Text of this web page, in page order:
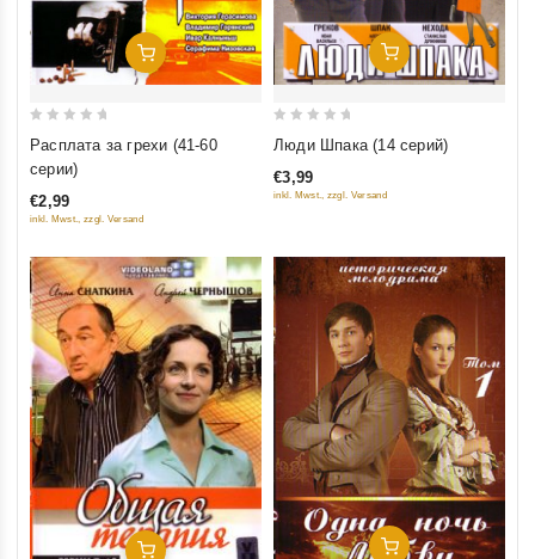
Добавить В Корзину
5
Расплата за грехи (41-60
серии)
€2,99
inkl. Mwst., zzgl. Versand
Добавить В Корзину
out
of
Люди Шпака (14 серий)
€3,99
inkl. Mwst., zzgl. Versand
Добавить В Корзину Добавить В Корзину